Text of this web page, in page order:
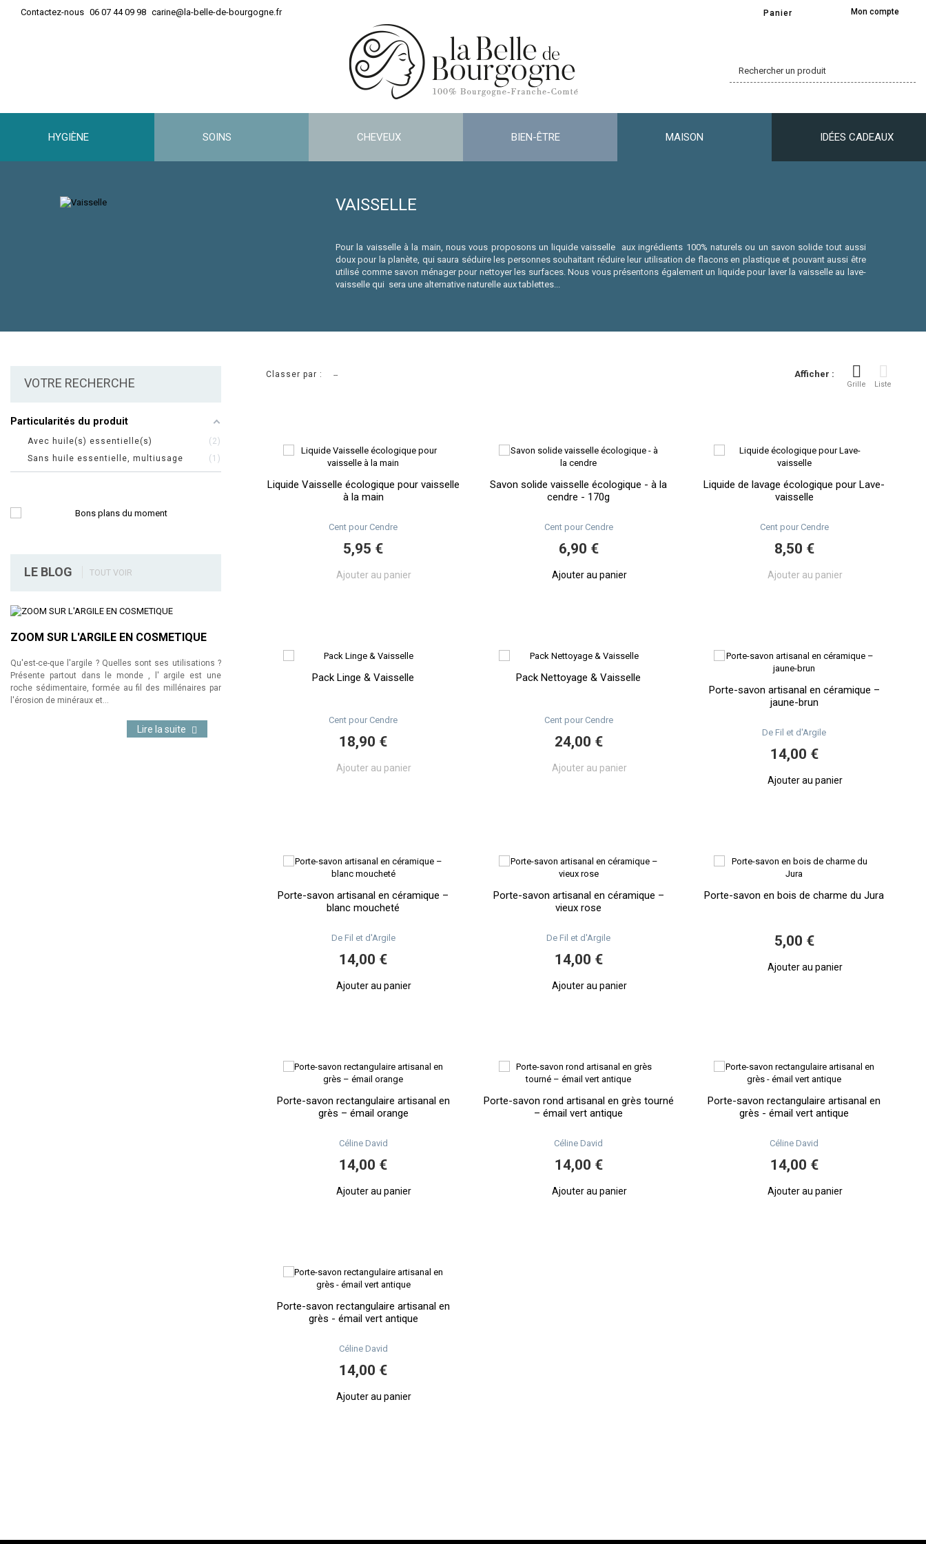
Contactez-nous 06 07 44 09 98 carine@la-belle-de-bourgogne.fr Mon compte
Panier
HYGIÈNE SOINS CHEVEUX BIEN-ÊTRE MAISON IDÉES CADEAUX
VAISSELLE
Pour la vaisselle à la main, nous vous proposons un liquide vaisselle aux ingrédients 100% naturels ou un savon solide tout aussi
doux pour la planète, qui saura séduire les personnes souhaitant réduire leur utilisation de flacons en plastique et pouvant aussi être
utilisé comme savon ménager pour nettoyer les surfaces. Nous vous présentons également un liquide pour laver la vaisselle au lave-
vaisselle qui sera une alternative naturelle aux tablettes...
VOTRE RECHERCHE
Particularités du produit
Avec huile(s) essentielle(s)
2
Sans huile essentielle, multiusage
1
LE BLOG TOUT VOIR
ZOOM SUR L'ARGILE EN COSMETIQUE
Qu'est-ce-que l'argile ? Quelles sont ses utilisations ?
Présente partout dans le monde , l' argile est une
roche sédimentaire, formée au fil des millénaires par
l'érosion de minéraux et...
Lire la suite
Afficher :
Grille Liste
Classer par : --
Liquide Vaisselle écologique pour vaisselle
à la main
Cent pour Cendre
5,95 €
Ajouter au panier
Savon solide vaisselle écologique - à la
cendre - 170g
Cent pour Cendre
6,90 €
Ajouter au panier
Liquide de lavage écologique pour Lave-
vaisselle
Cent pour Cendre
8,50 €
Ajouter au panier
Pack Linge & Vaisselle
Cent pour Cendre
18,90 €
Ajouter au panier
Pack Nettoyage & Vaisselle
Cent pour Cendre
24,00 €
Ajouter au panier
Porte-savon artisanal en céramique –
jaune-brun
De Fil et d'Argile
14,00 €
Ajouter au panier
Porte-savon artisanal en céramique –
blanc moucheté
De Fil et d'Argile
14,00 €
Ajouter au panier
Porte-savon artisanal en céramique –
vieux rose
De Fil et d'Argile
14,00 €
Ajouter au panier
Porte-savon en bois de charme du Jura
5,00 €
Ajouter au panier
Porte-savon rectangulaire artisanal en
grès – émail orange
Céline David
14,00 €
Ajouter au panier
Porte-savon rond artisanal en grès tourné
– émail vert antique
Céline David
14,00 €
Ajouter au panier
Porte-savon rectangulaire artisanal en
grès - émail vert antique
Céline David
14,00 €
Ajouter au panier
Porte-savon rectangulaire artisanal en
grès - émail vert antique
Céline David
14,00 €
Ajouter au panier